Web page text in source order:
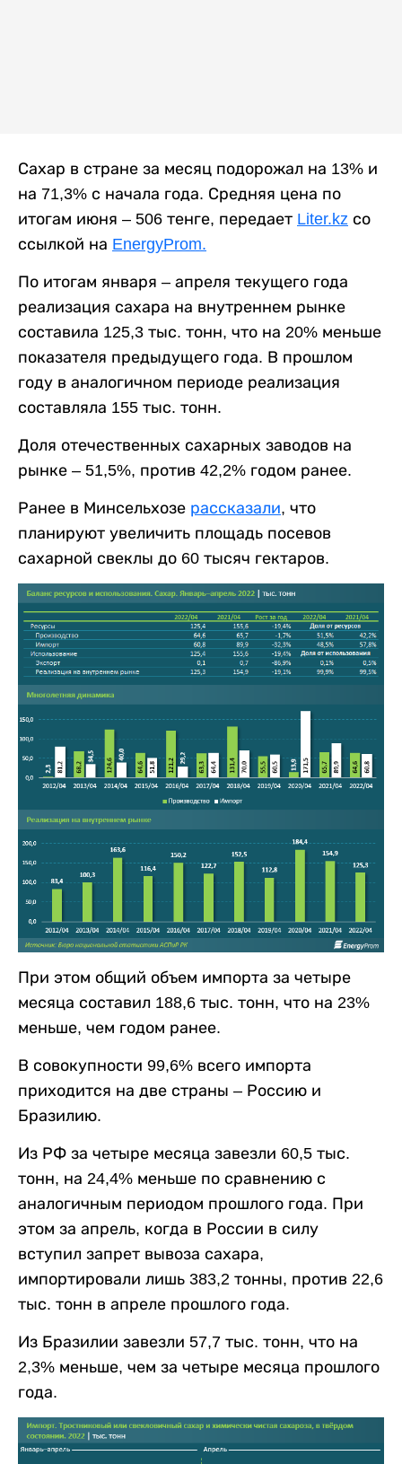
Сахар в стране за месяц подорожал на 13% и
на 71,3% с начала года. Средняя цена по
итогам июня – 506 тенге, передает Liter.kz со
ссылкой на EnergyProm.
По итогам января – апреля текущего года
реализация сахара на внутреннем рынке
составила 125,3 тыс. тонн, что на 20% меньше
показателя предыдущего года. В прошлом
году в аналогичном периоде реализация
составляла 155 тыс. тонн.
Доля отечественных сахарных заводов на
рынке – 51,5%, против 42,2% годом ранее.
Ранее в Минсельхозе рассказали, что
планируют увеличить площадь посевов
сахарной свеклы до 60 тысяч гектаров.
При этом общий объем импорта за четыре
месяца составил 188,6 тыс. тонн, что на 23%
меньше, чем годом ранее.
В совокупности 99,6% всего импорта
приходится на две страны – Россию и
Бразилию.
Из РФ за четыре месяца завезли 60,5 тыс.
тонн, на 24,4% меньше по сравнению с
аналогичным периодом прошлого года. При
этом за апрель, когда в России в силу
вступил запрет вывоза сахара,
импортировали лишь 383,2 тонны, против 22,6
тыс. тонн в апреле прошлого года.
Из Бразилии завезли 57,7 тыс. тонн, что на
2,3% меньше, чем за четыре месяца прошлого
года.